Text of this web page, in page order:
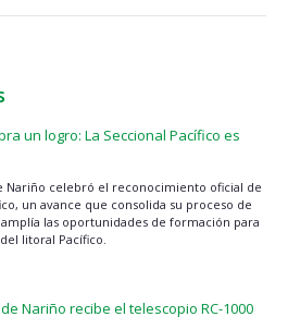
un logro: La Seccional Pacífico es
Nariño celebró el reconocimiento oficial de
un avance que consolida su proceso de
las oportunidades de formación para
litoral Pacífico.
Nariño recibe el telescopio RC-1000